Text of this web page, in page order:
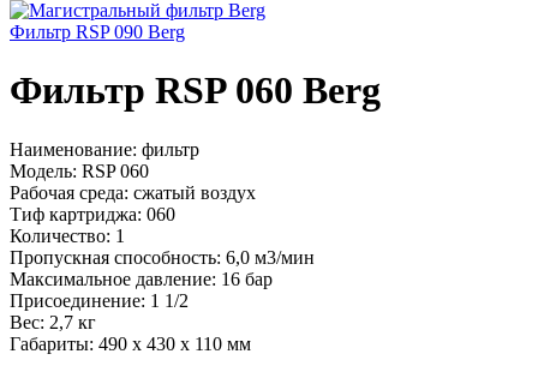
Фильтр RSP 090 Berg
Фильтр RSP 060 Berg
Наименование: фильтр
Модель: RSP 060
Рабочая среда: сжатый воздух
Тиф картриджа: 060
Количество: 1
Пропускная способность: 6,0 м3/мин
Максимальное давление: 16 бар
Присоединение: 1 1/2
Вес: 2,7 кг
Габариты: 490 x 430 x 110 мм